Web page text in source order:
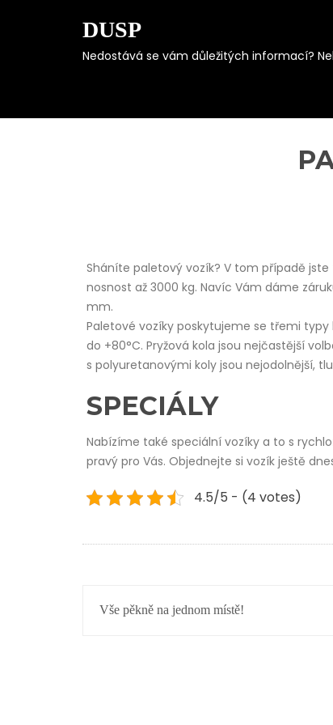
DUSP
Nedostává se vám důležitých informací?
Sháníte paletový vozík? V tom případě
nosnost až 3000 kg. Navíc Vám dáme
mm.
Paletové vozíky poskytujeme se třemi
do +80°C. Pryžová kola jsou nejčastější
s polyuretanovými koly jsou nejodolnější,
SPECIÁLY
Nabízíme také speciální vozíky a to s
pravý pro Vás. Objednejte si vozík ještě
4.5/5 - (4 votes)
NAVIGACE
PRO
Vše pěkně na jednom místě!